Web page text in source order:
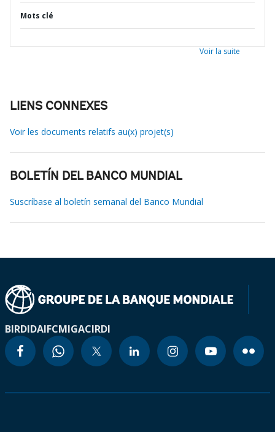
Mots clé
Voir la suite
LIENS CONNEXES
Voir les documents relatifs au(x) projet(s)
BOLETÍN DEL BANCO MUNDIAL
Suscríbase al boletín semanal del Banco Mundial
BIRDIDAIFCMIGACIRDI